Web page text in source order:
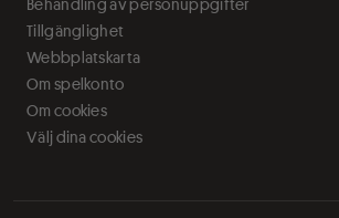
Behandling av personuppgifter
Tillgänglighet
Webbplatskarta
Om spelkonto
Om cookies
Välj dina cookies